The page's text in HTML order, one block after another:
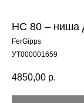
НС 80 – ниша
FerGipps
УТ000001659
4850,00 р.